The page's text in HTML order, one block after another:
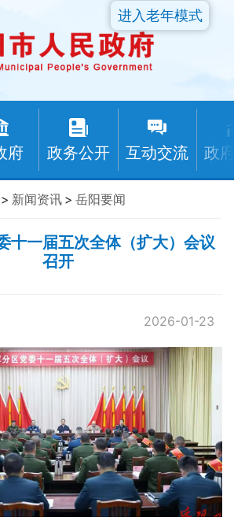
府 政务公开 互动交流 政
进入老年模式
> 新闻资讯 > 岳阳要闻
十一届五次全体（扩大）会议
召开
2026-01-23